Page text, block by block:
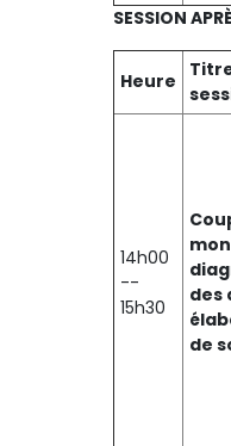
SESSION
Heure
14h00
--
15h30
des
de